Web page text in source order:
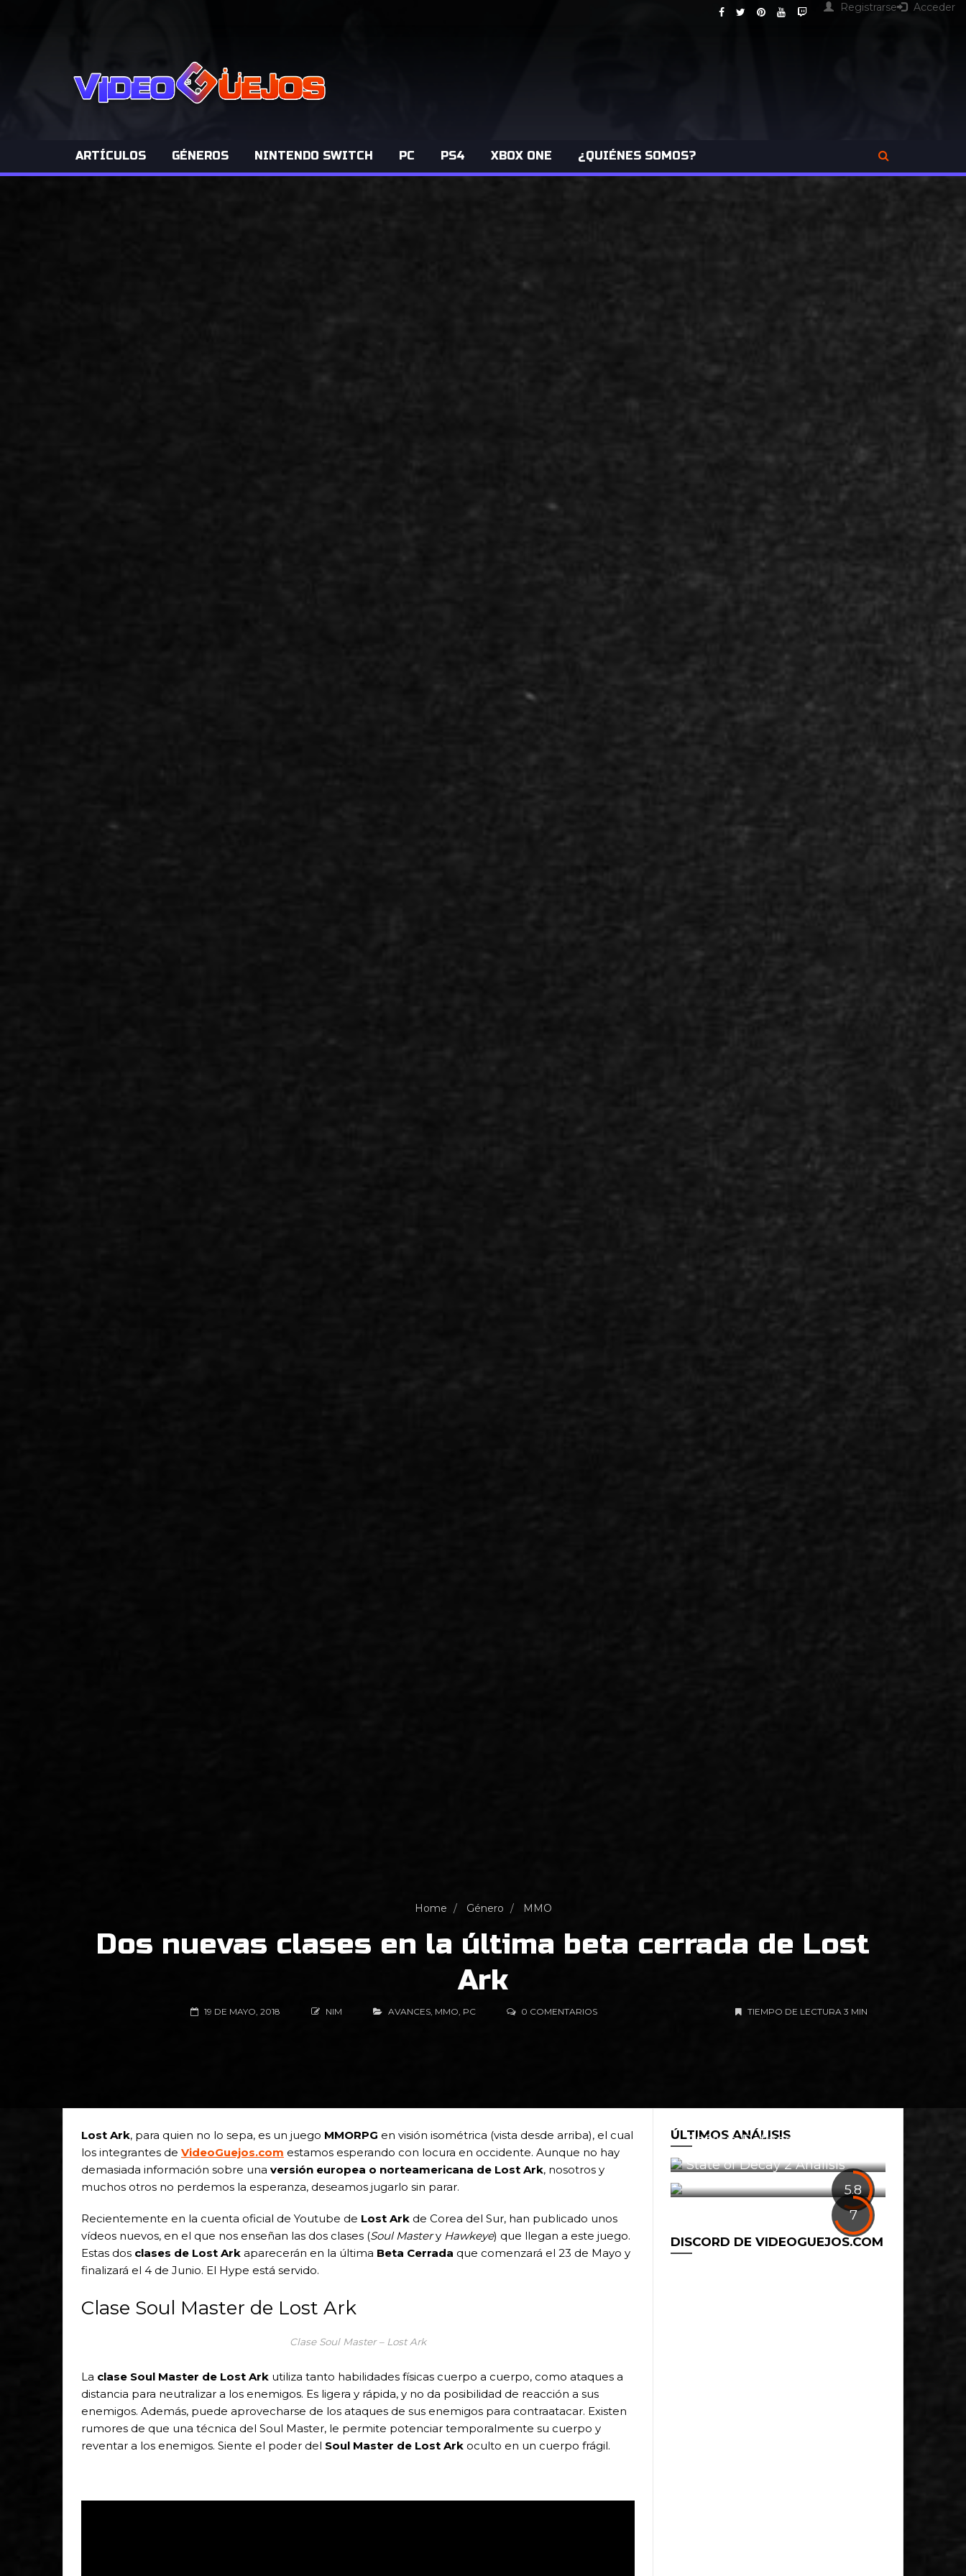
Registrarse Acceder
ARTÍCULOS GÉNEROS NINTENDO SWITCH PC PS4 XBOX ONE ¿QUIÉNES SOMOS?
Home Género MMO
Dos nuevas clases en la última beta cerrada de Lost
Ark
19 DE MAYO, 2018 NIM AVANCES, MMO, PC TIEMPO DE LECTURA 3 MIN
0 COMENTARIOS
Lost Ark, para quien no lo sepa, es un juego MMORPG en visión isométrica (vista desde arriba), el cual
los integrantes de VideoGuejos.com estamos esperando con locura en occidente. Aunque no hay
demasiada información sobre una versión europea o norteamericana de Lost Ark, nosotros y
muchos otros no perdemos la esperanza, deseamos jugarlo sin parar.
Recientemente en la cuenta oficial de Youtube de Lost Ark de Corea del Sur, han publicado unos
vídeos nuevos, en el que nos enseñan las dos clases (Soul Mastery Hawkeye) que llegan a este juego.
Estas dos clases de Lost Ark aparecerán en la última Beta Cerrada que comenzará el 23 de Mayo y
finalizará el 4 de Junio. El Hype está servido.
Clase Soul Master de Lost Ark
Clase Soul Master – Lost Ark
La clase Soul Master de Lost Ark utiliza tanto habilidades físicas cuerpo a cuerpo, como ataques a
distancia para neutralizar a los enemigos. Es ligera y rápida, y no da posibilidad de reacción a sus
enemigos. Además, puede aprovecharse de los ataques de sus enemigos para contraatacar. Existen
rumores de que una técnica del Soul Master, le permite potenciar temporalmente su cuerpo y
reventar a los enemigos. Siente el poder del Soul Master de Lost Ark oculto en un cuerpo frágil.
ÚLTIMOS ANÁLISIS
5.8
Análisis: Defiance 2050
7
State of Decay 2 Análisis
1
DISCORD DE VIDEOGUEJOS.COM